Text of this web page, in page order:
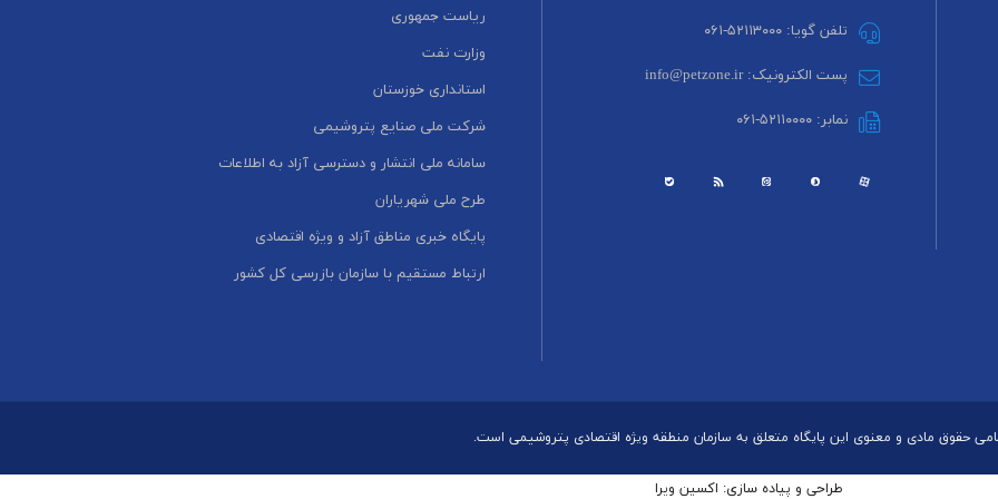
تلفن گویا: ۵۲۱۱۳۰۰۰-۰۶۱
پست الکترونیک: info@petzone.ir
نمابر: ۵۲۱۱۰۰۰۰-۰۶۱
ریاست جمهوری
وزارت نفت
استانداری خوزستان
شرکت ملی صنایع پتروشیمی
سامانه ملی انتشار و دسترسی آزاد به اطلاعات
طرح ملی شهریاران
پایگاه خبری مناطق آزاد و ویژه اقتصادی
ارتباط مستقیم با سازمان بازرسی کل کشور
حقوق مادی و معنوی این پایگاه متعلق به سازمان منطقه ویژه اقتصادی پتروشیمی است.
طراحی و پیاده سازی: اکسین ویرا